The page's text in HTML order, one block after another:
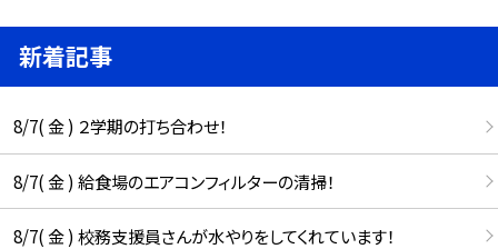
新着記事
8/7( 金 ) ２学期の打ち合わせ！
8/7( 金 ) 給食場のエアコンフィルターの清掃！
8/7( 金 ) 校務支援員さんが水やりをしてくれています！